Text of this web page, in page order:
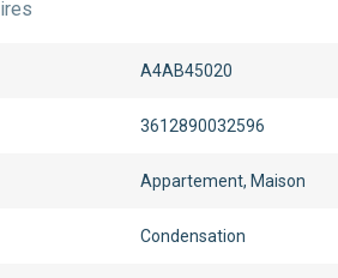
A4AB45020
3612890032596
Appartement, Maison
Condensation